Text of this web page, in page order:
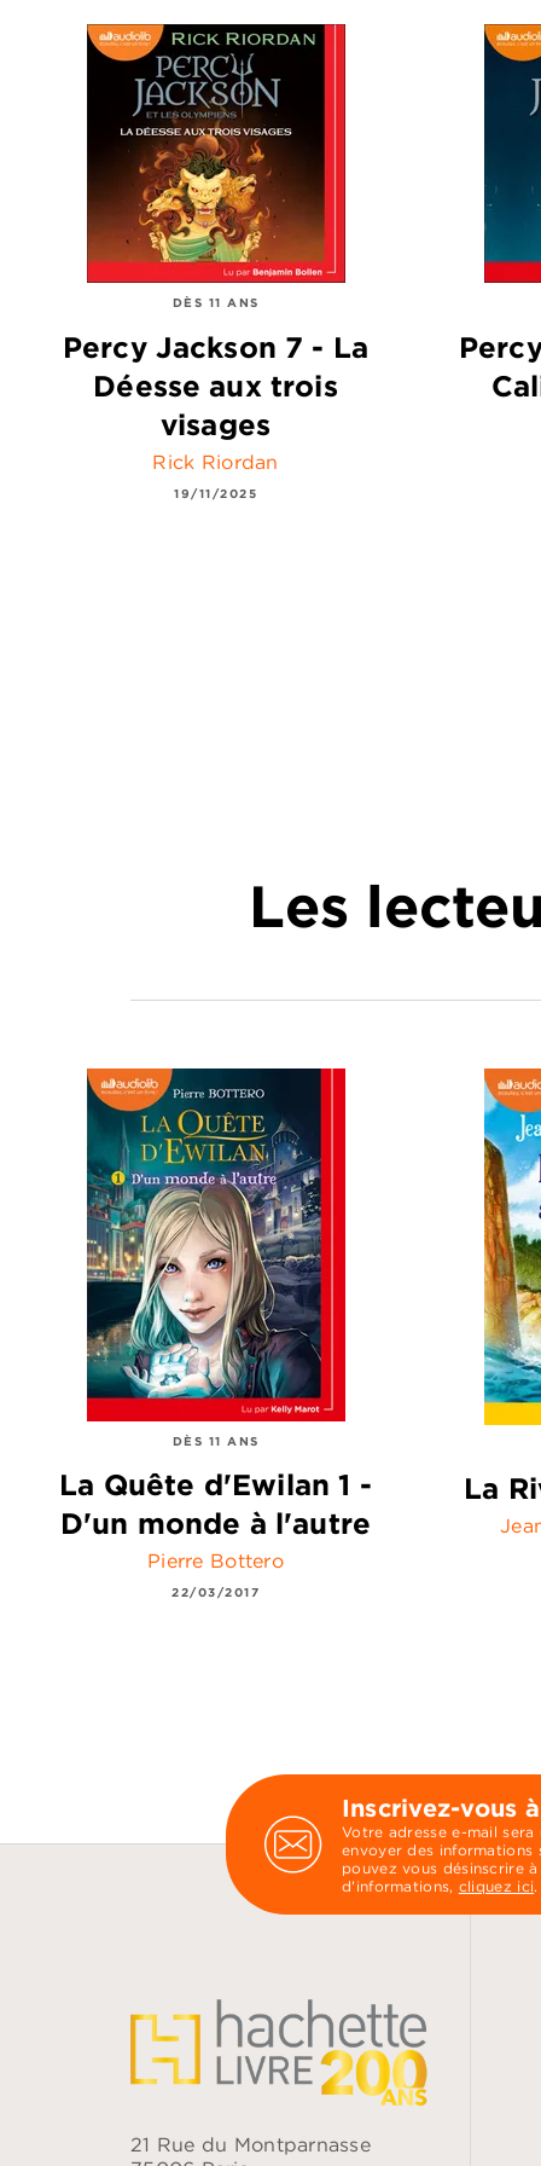
DÈS 11 ANS
Percy Jackson 7 - La
Déesse aux trois
visages
Rick Riordan
19/11/2025
Les
DÈS 11 ANS
La Quête d'Ewilan 1 -
D'un monde à l'autre
Pierre Bottero
22/03/2017
La
Inscrivez-vous
Votre adresse e-mail
envoyer des informations
pouvez vous désinscrire
d’informations, cliquez ici.
21 Rue du Montparnasse